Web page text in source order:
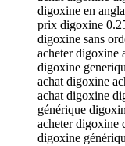
digoxine en
prix digoxine
digoxine sans
acheter digoxine
digoxine
achat digoxine
achat digoxine
générique
acheter digoxine
digoxine